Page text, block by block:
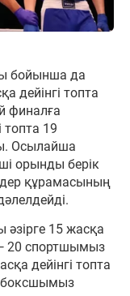
бойынша да
дейінгі топта
финалға
19
Осылайша
орынды берік
құрамасының
әзірге 15 жасқа
— 20 спортшымыз
дейінгі топта
боксшымыз